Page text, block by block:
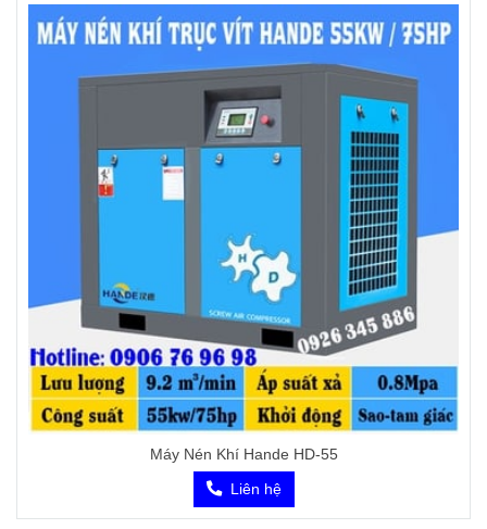
Máy Nén Khí Hande HD-55
Liên hệ